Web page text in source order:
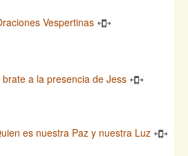
Vespertinas
brate a la presencia de Jess
es nuestra Paz y nuestra Luz